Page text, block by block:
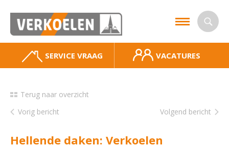
SERVICE VRAAG VACATURES
Terug naar overzicht
Vorig bericht
Volgend bericht
Hellende daken: Verkoelen